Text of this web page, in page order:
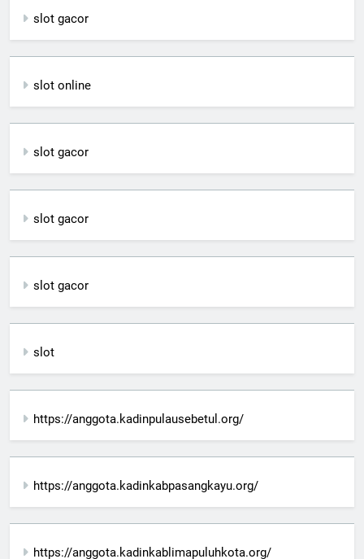
slot gacor
slot online
slot gacor
slot gacor
slot gacor
slot
https://anggota.kadinpulausebetul.org/
https://anggota.kadinkabpasangkayu.org/
https://anggota.kadinkablimapuluhkota.org/